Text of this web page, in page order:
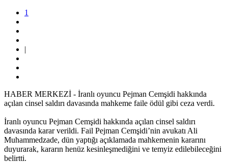
1
|
HABER MERKEZİ - İranlı oyuncu Pejman Cemşidi hakkında
açılan cinsel saldırı davasında mahkeme faile ödül gibi ceza verdi.
İranlı oyuncu Pejman Cemşidi hakkında açılan cinsel saldırı
davasında karar verildi. Fail Pejman Cemşidi’nin avukatı Ali
Muhammedzade, dün yaptığı açıklamada mahkemenin kararını
duyurarak, kararın henüz kesinleşmediğini ve temyiz edilebileceğini
belirtti.